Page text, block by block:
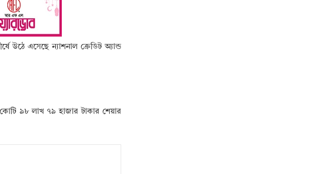
উঠে এসেছে ন্যাশনাল ক্রেডিট অ্যান্ড
৯৮ লাখ ৭৯ হাজার টাকার শেয়ার